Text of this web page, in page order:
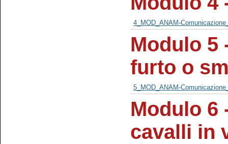
4_MOD_ANAM-
Modulo 5
furto o
5_MOD_ANAM-
Modulo 6
cavalli in